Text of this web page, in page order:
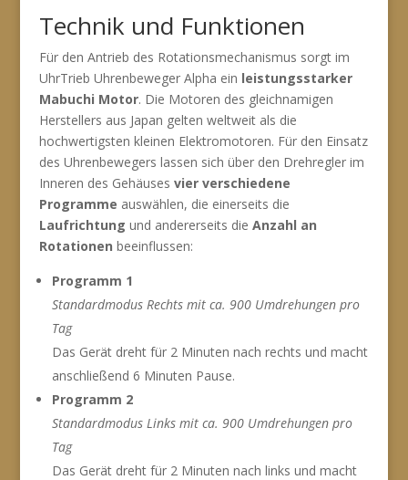
Technik und Funktionen
Für den Antrieb des Rotationsmechanismus sorgt im
UhrTrieb Uhrenbeweger Alpha ein leistungsstarker
Mabuchi Motor. Die Motoren des gleichnamigen
Herstellers aus Japan gelten weltweit als die
hochwertigsten kleinen Elektromotoren. Für den Einsatz
des Uhrenbewegers lassen sich über den Drehregler im
Inneren des Gehäuses vier verschiedene
Programme auswählen, die einerseits die
Laufrichtung und andererseits die Anzahl an
Rotationen beeinflussen:
Programm 1
Standardmodus Rechts mit ca. 900 Umdrehungen pro
Tag
Das Gerät dreht für 2 Minuten nach rechts und macht
anschließend 6 Minuten Pause.
Programm 2
Standardmodus Links mit ca. 900 Umdrehungen pro
Tag
Das Gerät dreht für 2 Minuten nach links und macht